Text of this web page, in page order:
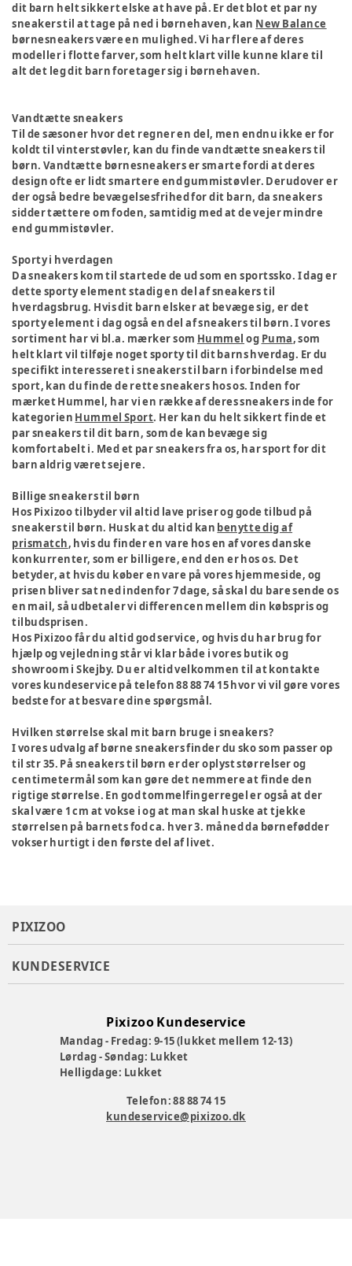
dit barn helt sikkert elske at have på. Er det blot et par ny
sneakers til at tage på ned i børnehaven, kan New Balance
børnesneakers være en mulighed. Vi har flere af deres
modeller i flotte farver, som helt klart ville kunne klare til
alt det leg dit barn foretager sig i børnehaven.
Vandtætte sneakers
Til de sæsoner hvor det regner en del, men endnu ikke er for
koldt til vinterstøvler, kan du finde vandtætte sneakers til
børn. Vandtætte børnesneakers er smarte fordi at deres
design ofte er lidt smartere end gummistøvler. Derudover er
der også bedre bevægelsesfrihed for dit barn, da sneakers
sidder tættere om foden, samtidig med at de vejer mindre
end gummistøvler.
Sporty i hverdagen
Da sneakers kom til startede de ud som en sportssko. I dag er
dette sporty element stadig en del af sneakers til
hverdagsbrug. Hvis dit barn elsker at bevæge sig, er det
sporty element i dag også en del af sneakers til børn. I vores
sortiment har vi bl.a. mærker som Hummel og Puma, som
helt klart vil tilføje noget sporty til dit barns hverdag. Er du
specifikt interesseret i sneakers til barn i forbindelse med
sport, kan du finde de rette sneakers hos os. Inden for
mærket Hummel, har vi en række af deres sneakers inde for
kategorien Hummel Sport. Her kan du helt sikkert finde et
par sneakers til dit barn, som de kan bevæge sig
komfortabelt i. Med et par sneakers fra os, har sport for dit
barn aldrig været sejere.
Billige sneakers til børn
Hos Pixizoo tilbyder vil altid lave priser og gode tilbud på
sneakers til børn. Husk at du altid kan benytte dig af
prismatch, hvis du finder en vare hos en af vores danske
konkurrenter, som er billigere, end den er hos os. Det
betyder, at hvis du køber en vare på vores hjemmeside, og
prisen bliver sat ned indenfor 7 dage, så skal du bare sende os
en mail, så udbetaler vi differencen mellem din købspris og
tilbudsprisen.
Hos Pixizoo får du altid god service, og hvis du har brug for
hjælp og vejledning står vi klar både i vores butik og
showroom i Skejby. Du er altid velkommen til at kontakte
vores kundeservice på telefon 88 88 74 15 hvor vi vil gøre vores
bedste for at besvare dine spørgsmål.
Hvilken størrelse skal mit barn bruge i sneakers?
I vores udvalg af børne sneakers finder du sko som passer op
til str 35. På sneakers til børn er der oplyst størrelser og
centimetermål som kan gøre det nemmere at finde den
rigtige størrelse. En god tommelfingerregel er også at der
skal være 1 cm at vokse i og at man skal huske at tjekke
størrelsen på barnets fod ca. hver 3. måned da børnefødder
vokser hurtigt i den første del af livet.
PIXIZOO
KUNDESERVICE
Pixizoo Kundeservice
Mandag - Fredag: 9-15 (lukket mellem 12-13)
Lørdag - Søndag: Lukket
Helligdage: Lukket
Telefon: 88 88 74 15
kundeservice@pixizoo.dk